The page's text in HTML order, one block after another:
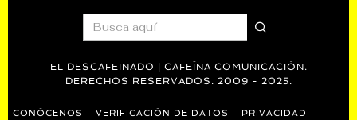
EL DESCAFEINADO | CAFEÍNA COMUNICACIÓN.
DERECHOS RESERVADOS. 2009 - 2025.
CONÓCENOS VERIFICACIÓN DE DATOS
PRIVACIDAD